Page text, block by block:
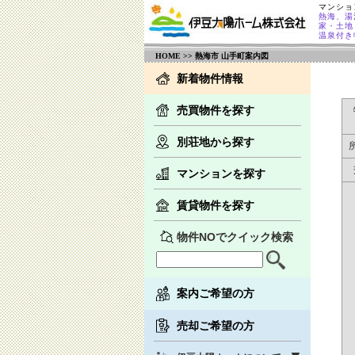
マンシ
熱海、
家・土
温泉付
HOME >> 熱海市 山手町案内図
新着物件情報
売買物件を探す
別荘地から探す
マンションを探す
賃貸物件を探す
物件NOでクイック検索
案内ご希望の方
売却ご希望の方